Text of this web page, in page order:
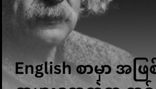
တ်ထားရမယ့်ပုံစံ: SAY + "WORDS"
said, "Hello." (သူက "ဟယ်လို" လို့ ပြောခဲ့
said that she was tired. (သူမ ပင်ပန်
လွယ်ဆုံးနည်းလမ်း (The Golden
က်လပ်ဖြည့်ရတဲ့ မေးခွန်းတွေ၊ ဒါမှမဟုတ်
ော့မယ့်အခါမှာ.
ကွက်လပ်ရဲ့နောက်မှာ me, you, him, her,